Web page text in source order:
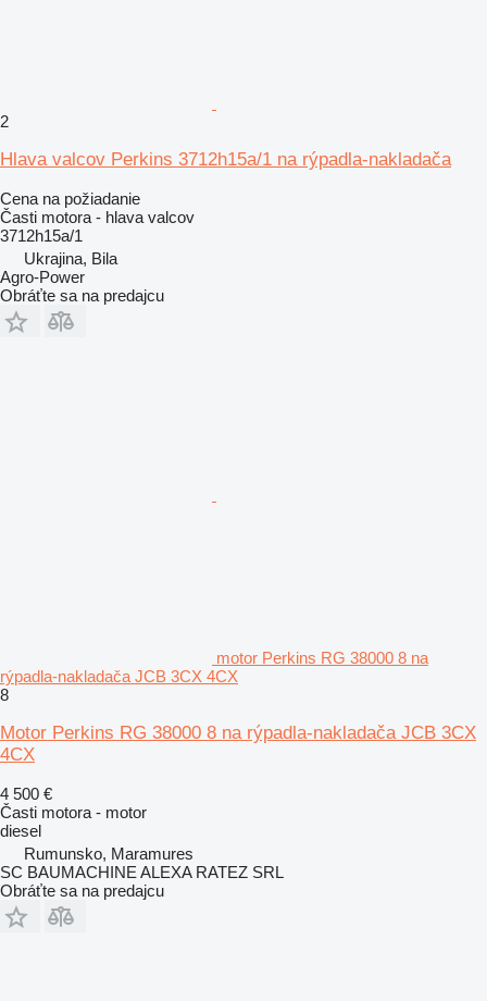
2
Hlava valcov Perkins 3712h15a/1 na rýpadla-nakladača
Cena na požiadanie
Časti motora - hlava valcov
3712h15a/1
Ukrajina, Bila
Agro-Power
Obráťte sa na predajcu
motor Perkins RG 38000 8 na
rýpadla-nakladača JCB 3CX 4CX
8
Motor Perkins RG 38000 8 na rýpadla-nakladača JCB 3CX
4CX
4 500 €
Časti motora - motor
diesel
Rumunsko, Maramures
SC BAUMACHINE ALEXA RATEZ SRL
Obráťte sa na predajcu